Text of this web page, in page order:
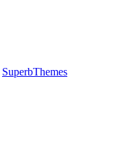
SuperbThemes